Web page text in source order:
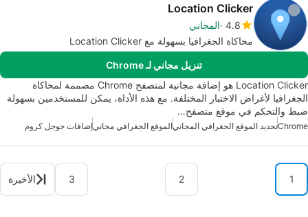
Location Clicker
4.8 المجاني
محاكاة الجغرافيا بسهولة مع Location Clicker
تنزيل مجاني لـ Chrome
Location Clicker هو إضافة مجانية لمتصفح Chrome مصممة لمحاكاة
الجغرافيا لأغراض الاختبار المختلفة. مع هذه الأداة، يمكن للمستخدمين بسهولة
ضبط والتحكم في موقع متصفح…
Chromeتحديد الموقع الجغرافي المجانيالموقع الجغرافي مجانيإضافات جوجل كروم
1
2
3 الأخيرة